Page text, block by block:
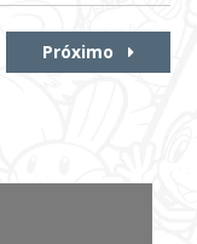
Próximo